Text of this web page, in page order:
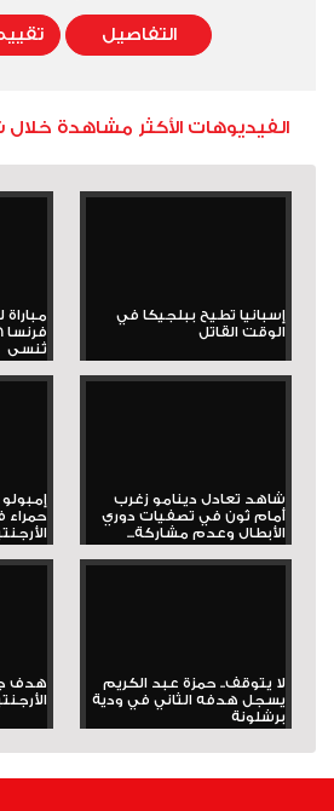
التفاصيل
الفيديوهات الأكثر مشاهدة
إسبانيا تطيح ببلجيكا في
الوقت القاتل
مباراة
تُنسى
شاهد تعادل دينامو زغرب
أمام ثون في تصفيات دوري
الأبطال وعدم مشاركة...
حمراء
لا يتوقف.. حمزة عبد الكريم
يسجل هدفه الثاني في ودية
برشلونة
هدف